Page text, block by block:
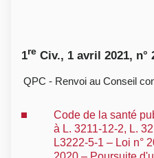
1re Civ., 1 avril 2021, n°
QPC - Renvoi au Conseil
Code de la santé
à L. 3211-12-2, L.
L3222-5-1 – Loi n°